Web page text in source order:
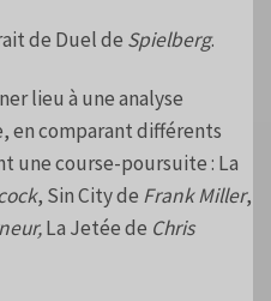
de Duel de Spielberg.
lieu à une analyse
en comparant différents
une course-poursuite : La
, Sin City de Frank Miller,
La Jetée de Chris